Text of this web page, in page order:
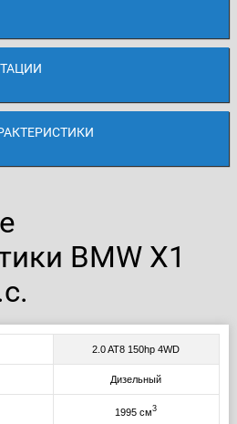
BMW X1
2.0 AT8 150hp 4WD
Дизельный
1995 см3